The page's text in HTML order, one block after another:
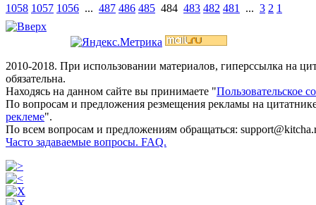
1058 1057 1056 ... 487 486 485 484 483 482 481 ... 3 2 1
2010-2018. При использовании материалов, гиперссылка на
обязательна.
Находясь на данном сайте вы принимаете "Пользовательское
По вопросам и предложения резмещения рекламы на
реклеме".
По всем вопросам и предложениям обращаться:
Часто задаваемые вопросы. FAQ.